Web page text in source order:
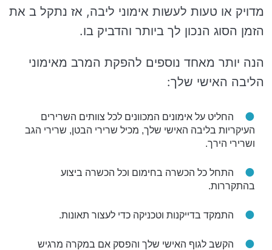
מדויק או טעות לעשות אימוני ליבה, אז נתקל ב את
הזמן הסוג הנכון לך ביותר והדביק בו.
הנה יותר מאחד נוספים להפקת המרב מאימוני
הליבה האישי שלך:
החליט על אימונים המכוונים לכל צוותים השרירים
העיקריות בליבה האישי שלך, מכיל שרירי הבטן, שרירי הגב
ושרירי הירך.
התחל כל הכשרה בחימום וכל הכשרה ביצוע
בהתקררות.
התמקד בדייקנות וטכניקה כדי לעצור תאונות.
הקשב לגוף האישי שלך והפסק אם במקרה מרגיש